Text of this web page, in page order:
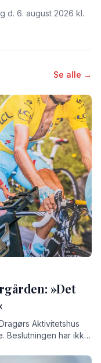
d. 6. august 2026 kl.
Se alle →
»Det
Aktivitetshus
Beslutningen har ikke
relationer.